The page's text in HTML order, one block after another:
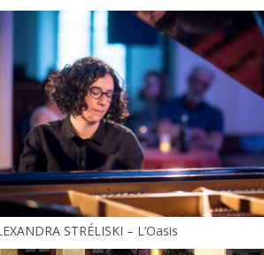
STRÉLISKI – L’Oasis